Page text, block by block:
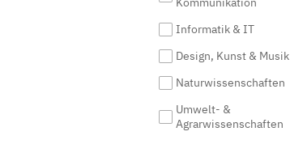
Informatik & IT
Design, Kunst & Musik
Naturwissenschaften
Umwelt- &
Agrarwissenschaften